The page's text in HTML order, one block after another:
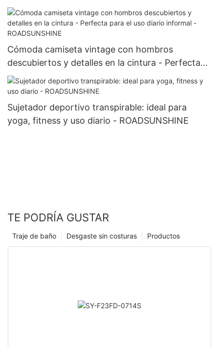
ROADSUNSHINE
Cómoda camiseta vintage con hombros
descubiertos y detalles en la cintura - Perfecta
para el uso diario informal -ROADSUNSHINE
Sujetador deportivo transpirable: ideal para
yoga, fitness y uso diario - ROADSUNSHINE
TE PODRÍA GUSTAR
Productos
Desgaste sin costuras
Traje de baño